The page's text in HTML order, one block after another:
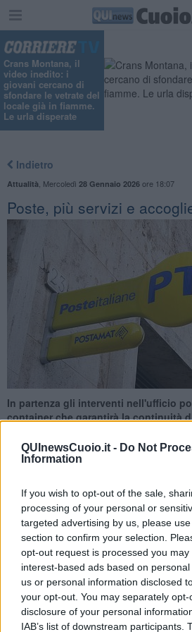
QUInewsCuoio.it - Do Not
Information
If you wish to opt-out of the sale,
processing of your personal or
targeted advertising by us, please
section to confirm your selection.
opt-out request is processed you may
interest-based ads based on
us or personal information disclosed
your opt-out. You may separately
disclosure of your personal
IAB’s list of downstream participants.
Crans Montana, il
video inedito: i
giovani cercano di
sfondare le vetrate del
locale già in fiamme.
Le urla disperate
Indietro
Attualità Mercoledì 28 Gennaio 2026ore 18:07
Poste, più servizi e
In partenza gli interventi nell'ufficio
container che garantirà la continuità
SANTA CROCE SULL'ARNO —Poste
l’ufficio postale diSanta Croce sull’Arno
sarà interessato da interventi per
dell’accoglienza.
La sede, infatti, è inserita nell’ambito di “
Digital”, il progetto di Poste Italiane per
l’accesso ai servizi della Pubblica
meno di 15mila abitanti con l’obiettivo di